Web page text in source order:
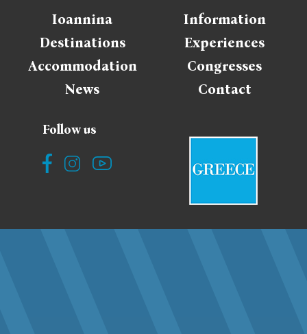
Ioannina
Information
Destinations
Experiences
Accommodation
Congresses
News
Contact
Follow us